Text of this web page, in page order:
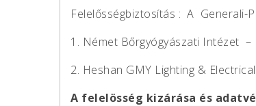
Felelősségbiztosítás : A Generali-
1. Német Bőrgyógyászati Intézet
2. Heshan GMY Lighting &
A felelösség kizárása és